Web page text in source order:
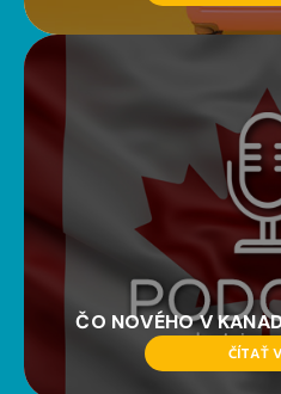
ČO NOVÉHO V
ČÍTAŤ